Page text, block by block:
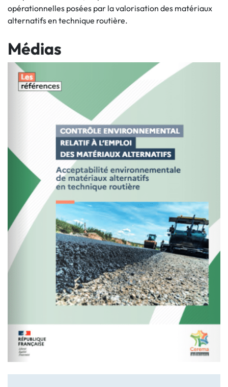
opérationnelles posées par la valorisation des matériaux
alternatifs en technique routière.
Médias